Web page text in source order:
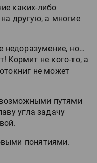
каких-либо
другую, а многие
недоразумение, но…
Кормит не кого-то, а
не может
путями
угла задачу
понятиями.